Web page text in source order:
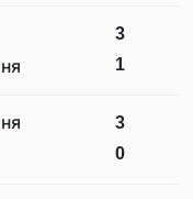
3
1
3
0